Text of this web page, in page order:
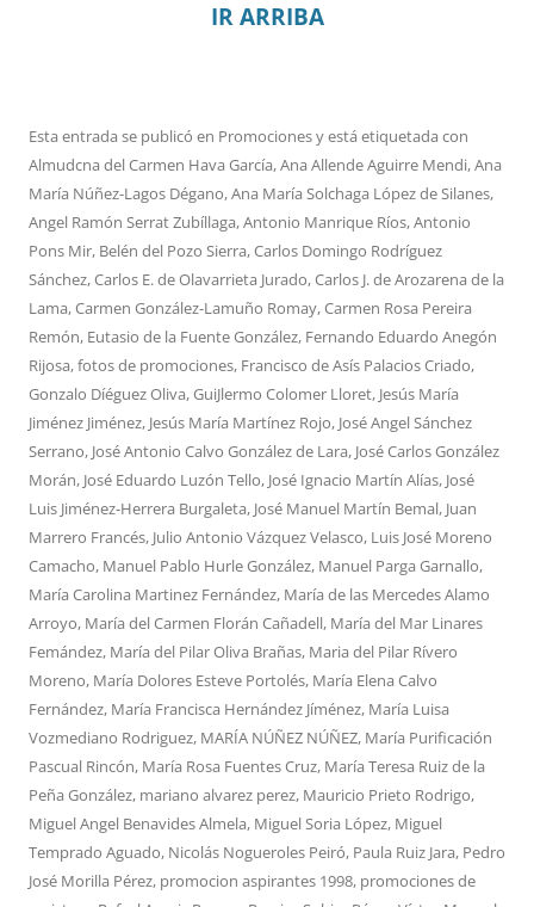
IR ARRIBA
Esta entrada se publicó en Promocionesy está etiquetada con
Almudcna del Carmen Hava García,Ana Allende Aguirre Mendi,Ana
María Núñez-Lagos Dégano,Ana María Solchaga López de Silanes,
Angel Ramón Serrat Zubíllaga,Antonio Manrique Ríos,Antonio
Pons Mir, Belén del Pozo Sierra,Carlos Domingo Rodríguez
Sánchez,Carlos E. de Olavarrieta Jurado,Carlos J. de Arozarena de la
Lama,Carmen González-Lamuño Romay,Carmen Rosa Pereira
Remón, Eutasio de la Fuente González, Fernando Eduardo Anegón
Rijosa,fotos de promociones, Francisco de Asís Palacios Criado,
Gonzalo Díéguez Oliva,GuiJlermo Colomer Lloret, Jesús María
Jiménez Jiménez, Jesús María Martínez Rojo, José Angel Sánchez
Serrano, José Antonio Calvo González de Lara, José Carlos González
Morán, José Eduardo Luzón Tello, José Ignacio Martín Alías, José
Luis Jiménez-Herrera Burgaleta, José Manuel Martín Bemal, Juan
Marrero Francés, Julio Antonio Vázquez Velasco, Luis José Moreno
Camacho, Manuel Pablo Hurle González, Manuel Parga Garnallo,
María Carolina Martinez Fernández, María de las Mercedes Alamo
Arroyo, María del Carmen Florán Cañadell, María del Mar Linares
Femández, María del Pilar Oliva Brañas, Maria del Pilar Rívero
Moreno, María Dolores Esteve Portolés, María Elena Calvo
Fernández, María Francisca Hernández Jíménez, María Luisa
Vozmediano Rodriguez, MARÍA NÚÑEZ NÚÑEZ, María Purificación
Pascual Rincón, María Rosa Fuentes Cruz, María Teresa Ruiz de la
Peña González, mariano alvarez perez, Mauricio Prieto Rodrigo,
Miguel Angel Benavides Almela, Miguel Soria López, Miguel
Temprado Aguado, Nicolás Nogueroles Peiró, Paula Ruiz Jara, Pedro
José Morilla Pérez, promocion aspirantes 1998, promociones de